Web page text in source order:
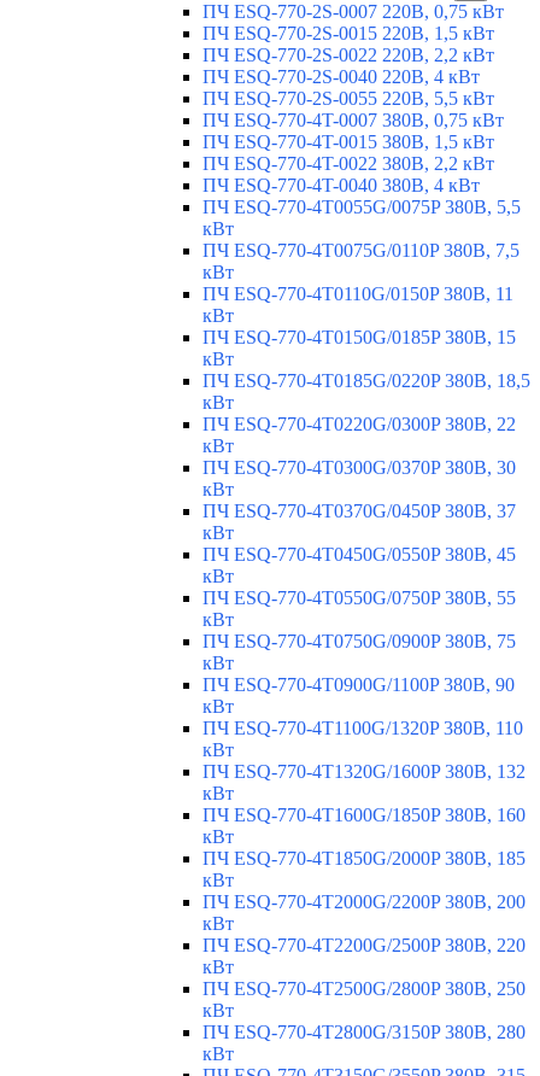
ПЧ ESQ-770-2S-0007 220В, 0,75 кВт
ПЧ ESQ-770-2S-0015 220В, 1,5 кВт
ПЧ ESQ-770-2S-0022 220В, 2,2 кВт
ПЧ ESQ-770-2S-0040 220В, 4 кВт
ПЧ ESQ-770-2S-0055 220В, 5,5 кВт
ПЧ ESQ-770-4T-0007 380В, 0,75 кВт
ПЧ ESQ-770-4T-0015 380В, 1,5 кВт
ПЧ ESQ-770-4T-0022 380В, 2,2 кВт
ПЧ ESQ-770-4T-0040 380В, 4 кВт
ПЧ ESQ-770-4T0055G/0075P 380В, 5,5
кВт
ПЧ ESQ-770-4T0075G/0110P 380В, 7,5
кВт
ПЧ ESQ-770-4T0110G/0150P 380В, 11
кВт
ПЧ ESQ-770-4T0150G/0185P 380В, 15
кВт
ПЧ ESQ-770-4T0185G/0220P 380В, 18,5
кВт
ПЧ ESQ-770-4T0220G/0300P 380В, 22
кВт
ПЧ ESQ-770-4T0300G/0370P 380В, 30
кВт
ПЧ ESQ-770-4T0370G/0450P 380В, 37
кВт
ПЧ ESQ-770-4T0450G/0550P 380В, 45
кВт
ПЧ ESQ-770-4T0550G/0750P 380В, 55
кВт
ПЧ ESQ-770-4T0750G/0900P 380В, 75
кВт
ПЧ ESQ-770-4T0900G/1100P 380В, 90
кВт
ПЧ ESQ-770-4T1100G/1320P 380В, 110
кВт
ПЧ ESQ-770-4T1320G/1600P 380В, 132
кВт
ПЧ ESQ-770-4T1600G/1850P 380В, 160
кВт
ПЧ ESQ-770-4T1850G/2000P 380В, 185
кВт
ПЧ ESQ-770-4T2000G/2200P 380В, 200
кВт
ПЧ ESQ-770-4T2200G/2500P 380В, 220
кВт
ПЧ ESQ-770-4T2500G/2800P 380В, 250
кВт
ПЧ ESQ-770-4T2800G/3150P 380В, 280
кВт